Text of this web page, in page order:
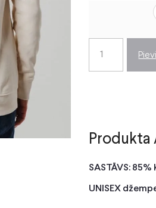
Produkta
SASTĀVS: 85%
UNISEX